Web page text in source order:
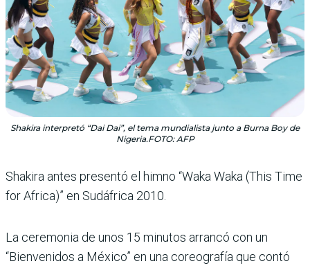
Shakira interpretó “Dai Dai”, el tema mundialista junto a Burna Boy de
Nigeria.FOTO: AFP
Shakira antes presentó el himno “Waka Waka (This Time
for Africa)” en Sudá­frica 2010.
La ceremonia de unos 15 minutos arrancó con un
“Bienvenidos a México” en una coreografía que contó